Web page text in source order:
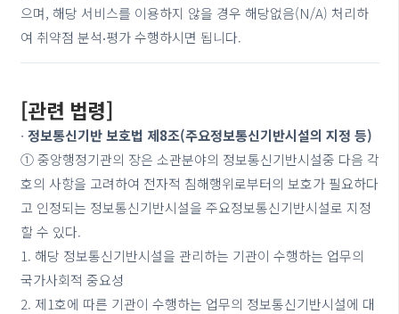
으며, 해당 서비스를 이용하지 않을 경우 해당없음(N/A) 처리하
여 취약점 분석‧평가 수행하시면 됩니다.
[관련 법령]
∙ 정보통신기반 보호법 제8조(주요정보통신기반시설의 지정 등)
① 중앙행정기관의 장은 소관분야의 정보통신기반시설중 다음 각
호의 사항을 고려하여 전자적 침해행위로부터의 보호가 필요하다
고 인정되는 정보통신기반시설을 주요정보통신기반시설로 지정
할 수 있다.
1. 해당 정보통신기반시설을 관리하는 기관이 수행하는 업무의
국가사회적 중요성
2. 제1호에 따른 기관이 수행하는 업무의 정보통신기반시설에 대